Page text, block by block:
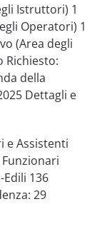
Istruttori) 1
Operatori) 1
(Area degli
Richiesto:
della
Dettagli e
e Assistenti
136
29